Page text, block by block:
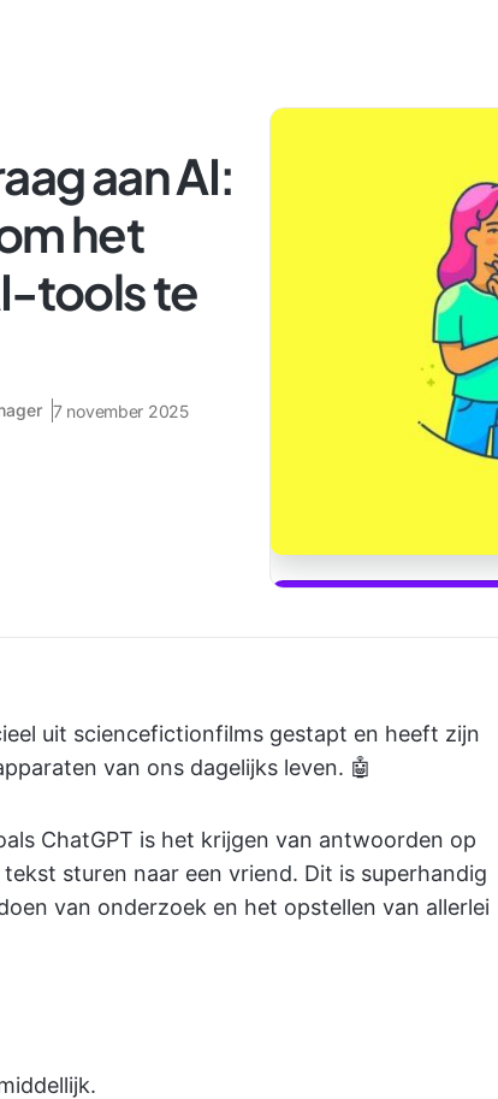
aan AI:
het
tools te
7 november 2025
uit sciencefictionfilms gestapt en heeft zijn
van ons dagelijks leven. 🤖
ChatGPT is het krijgen van antwoorden op
sturen naar een vriend. Dit is superhandig
van onderzoek en het opstellen van allerlei